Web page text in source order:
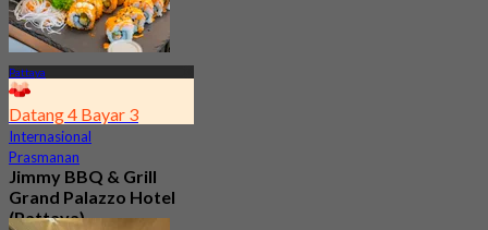
Pattaya
Datang 4 Bayar 3
Internasional
Prasmanan
Jimmy BBQ & Grill
Grand Palazzo Hotel
(Pattaya)